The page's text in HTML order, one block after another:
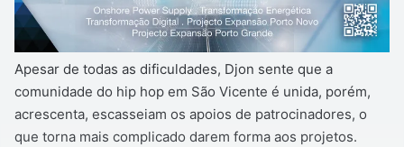
Apesar de todas as dificuldades, Djon sente que a
comunidade do hip hop em São Vicente é unida, porém,
acrescenta, escasseiam os apoios de patrocinadores, o
que torna mais complicado darem forma aos projetos.